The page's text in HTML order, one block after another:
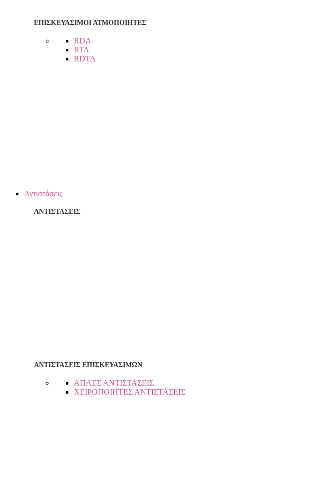
ΕΠΙΣΚΕΥΑΣΙΜΟΙ ΑΤΜΟΠΟΙΗΤΕΣ
RDA
RTA
RDTA
Αντιστάσεις
ΑΝΤΙΣΤΑΣΕΙΣ
ΑΝΤΙΣΤΑΣΕΙΣ ΕΠΙΣΚΕΥΑΣΙΜΩΝ
ΑΠΛΕΣ ΑΝΤΙΣΤΑΣΕΙΣ
ΧΕΙΡΟΠΟΙΗΤΕΣ ΑΝΤΙΣΤΑΣΕΙΣ